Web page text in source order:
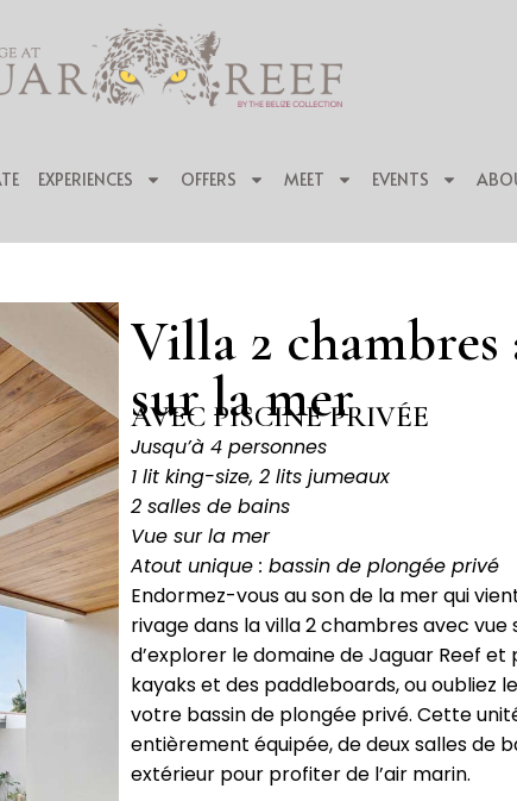
EXPERIENCES OFFERS MEET EVENTS
Villa 2 chambres
sur la mer
AVEC PISCINE PRIVÉE
Jusqu’à 4 personnes
1 lit king-size, 2 lits jumeaux
2 salles de bains
Vue sur la mer
Atout unique : bassin de plongée privé
Endormez-vous au son de la mer qui
rivage dans la villa 2 chambres avec vue
d’explorer le domaine de Jaguar Reef
kayaks et des paddleboards, ou oubliez
votre bassin de plongée privé. Cette
entièrement équipée, de deux salles de
extérieur pour profiter de l’air marin.